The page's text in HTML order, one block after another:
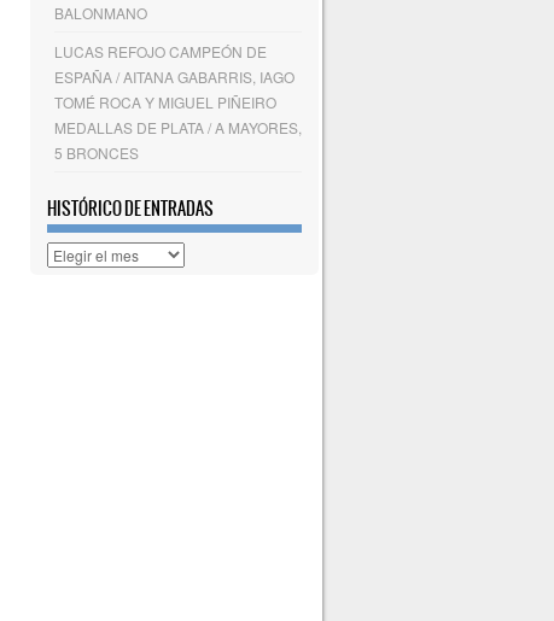
BALONMANO
LUCAS REFOJO CAMPEÓN DE
ESPAÑA / AITANA GABARRIS, IAGO
TOMÉ ROCA Y MIGUEL PIÑEIRO
MEDALLAS DE PLATA / A MAYORES,
5 BRONCES
HISTÓRICO DE ENTRADAS
Histórico